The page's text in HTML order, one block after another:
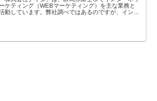
ーケティング（WEBマーケティング）を主な業務と
動しています。弊社調べではあるのですが、インタ